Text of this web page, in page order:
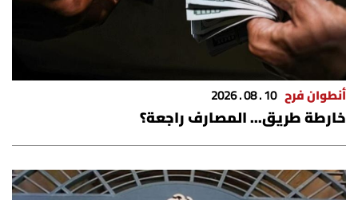
أنطوان فرح 10 . 08 . 2026
خارطة طريق... المصارف راجعة؟